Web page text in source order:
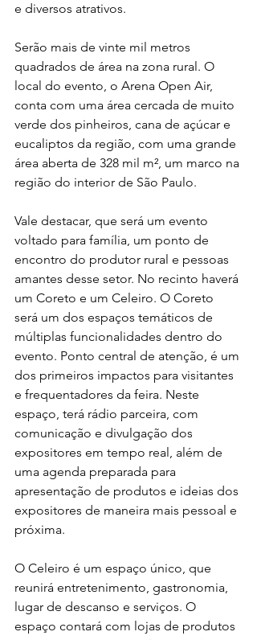
e diversos atrativos.
Serão mais de vinte mil metros
quadrados de área na zona rural. O
local do evento, o Arena Open Air,
conta com uma área cercada de muito
verde dos pinheiros, cana de açúcar e
eucaliptos da região, com uma grande
área aberta de 328 mil m², um marco na
região do interior de São Paulo.
Vale destacar, que será um evento
voltado para família, um ponto de
encontro do produtor rural e pessoas
amantes desse setor. No recinto haverá
um Coreto e um Celeiro. O Coreto
será um dos espaços temáticos de
múltiplas funcionalidades dentro do
evento. Ponto central de atenção, é um
dos primeiros impactos para visitantes
e frequentadores da feira. Neste
espaço, terá rádio parceira, com
comunicação e divulgação dos
expositores em tempo real, além de
uma agenda preparada para
apresentação de produtos e ideias dos
expositores de maneira mais pessoal e
próxima.
O Celeiro é um espaço único, que
reunirá entretenimento, gastronomia,
lugar de descanso e serviços. O
espaço contará com lojas de produtos